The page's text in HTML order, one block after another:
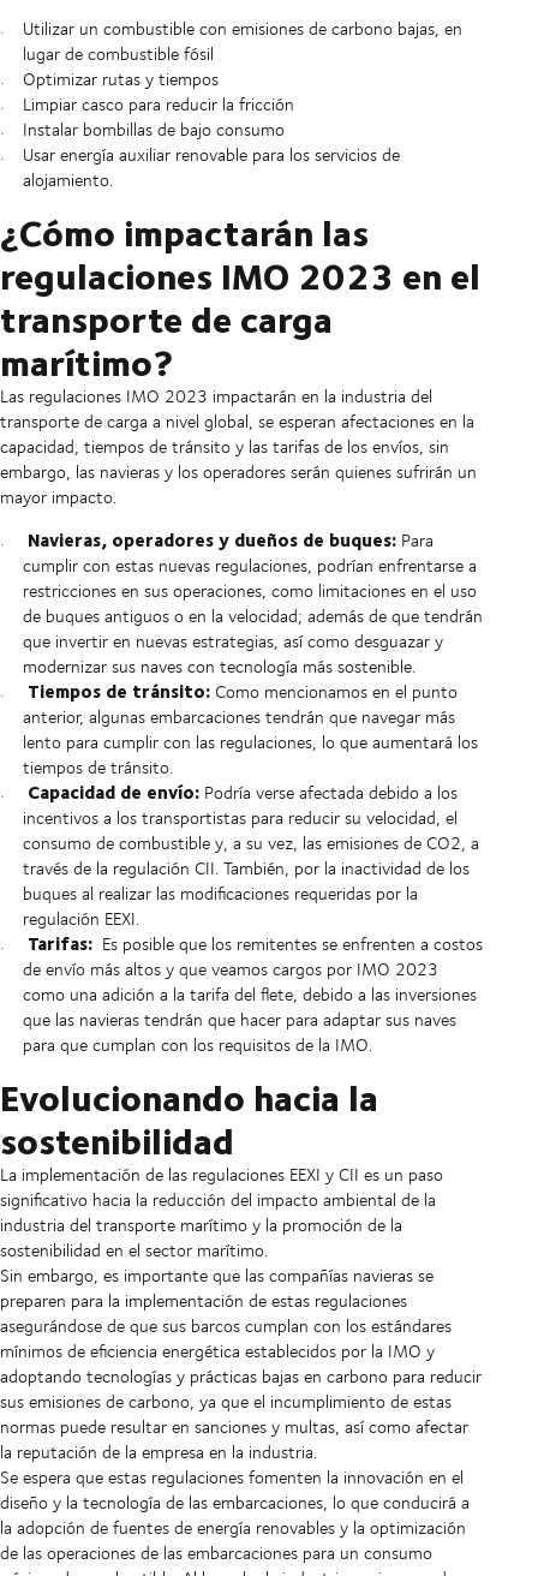
Utilizar un combustible con emisiones de carbono bajas, en
lugar de combustible fósil
Optimizar rutas y tiempos
Limpiar casco para reducir la fricción
Instalar bombillas de bajo consumo
Usar energía auxiliar renovable para los servicios de
alojamiento.
¿Cómo impactarán las
regulaciones IMO 2023 en el
transporte de carga
marítimo?
Las regulaciones IMO 2023 impactarán en la industria del
transporte de carga a nivel global, se esperan afectaciones en la
capacidad, tiempos de tránsito y las tarifas de los envíos, sin
embargo, las navieras y los operadores serán quienes sufrirán un
mayor impacto.
Navieras, operadores y dueños de buques: Para
cumplir con estas nuevas regulaciones, podrían enfrentarse a
restricciones en sus operaciones, como limitaciones en el uso
de buques antiguos o en la velocidad; además de que tendrán
que invertir en nuevas estrategias, así como desguazar y
modernizar sus naves con tecnología más sostenible.
Tiempos de tránsito: Como mencionamos en el punto
anterior, algunas embarcaciones tendrán que navegar más
lento para cumplir con las regulaciones, lo que aumentará los
tiempos de tránsito.
Capacidad de envío: Podría verse afectada debido a los
incentivos a los transportistas para reducir su velocidad, el
consumo de combustible y, a su vez, las emisiones de CO2, a
través de la regulación CII. También, por la inactividad de los
buques al realizar las modificaciones requeridas por la
regulación EEXI.
Tarifas: Es posible que los remitentes se enfrenten a costos
de envío más altos y que veamos cargos por IMO 2023
como una adición a la tarifa del flete, debido a las inversiones
que las navieras tendrán que hacer para adaptar sus naves
para que cumplan con los requisitos de la IMO.
Evolucionando hacia la
sostenibilidad
La implementación de las regulaciones EEXI y CII es un paso
significativo hacia la reducción del impacto ambiental de la
industria del transporte marítimo y la promoción de la
sostenibilidad en el sector marítimo.
Sin embargo, es importante que las compañías navieras se
preparen para la implementación de estas regulaciones
asegurándose de que sus barcos cumplan con los estándares
mínimos de eficiencia energética establecidos por la IMO y
adoptando tecnologías y prácticas bajas en carbono para reducir
sus emisiones de carbono, ya que el incumplimiento de estas
normas puede resultar en sanciones y multas, así como afectar
la reputación de la empresa en la industria.
Se espera que estas regulaciones fomenten la innovación en el
diseño y la tecnología de las embarcaciones, lo que conducirá a
la adopción de fuentes de energía renovables y la optimización
de las operaciones de las embarcaciones para un consumo